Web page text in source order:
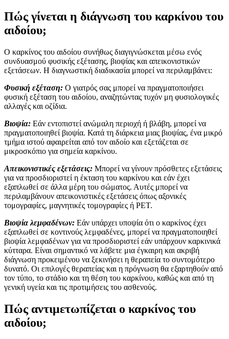
Πώς γίνεται η διάγνωση του καρκίνου του
αιδοίου;
Ο καρκίνος του αιδοίου συνήθως διαγιγνώσκεται μέσω ενός
συνδυασμού φυσικής εξέτασης, βιοψίας και απεικονιστικών
εξετάσεων. Η διαγνωστική διαδικασία μπορεί να περιλαμβάνει:
Φυσική εξέταση: Ο γιατρός σας μπορεί να πραγματοποιήσει
φυσική εξέταση του αιδοίου, αναζητώντας τυχόν μη φυσιολογικές
αλλαγές και οζίδια.
Βιοψία: Εάν εντοπιστεί ανώμαλη περιοχή ή βλάβη, μπορεί να
πραγματοποιηθεί βιοψία. Κατά τη διάρκεια μιας βιοψίας, ένα μικρό
τμήμα ιστού αφαιρείται από τον αιδοίο και εξετάζεται σε
μικροσκόπιο για σημεία καρκίνου.
Απεικονιστικές εξετάσεις: Μπορεί να γίνουν πρόσθετες εξετάσεις
για να προσδιοριστεί η έκταση του καρκίνου και εάν έχει
εξαπλωθεί σε άλλα μέρη του σώματος. Αυτές μπορεί να
περιλαμβάνουν απεικονιστικές εξετάσεις όπως αξονικές
τομογραφίες, μαγνητικές τομογραφίες ή PET.
Βιοψία λεμφαδένων: Εάν υπάρχει υποψία ότι ο καρκίνος έχει
εξαπλωθεί σε κοντινούς λεμφαδένες, μπορεί να πραγματοποιηθεί
βιοψία λεμφαδένων για να προσδιοριστεί εάν υπάρχουν καρκινικά
κύτταρα. Είναι σημαντικό να λάβετε μια έγκαιρη και ακριβή
διάγνωση προκειμένου να ξεκινήσει η θεραπεία το συντομότερο
δυνατό. Οι επιλογές θεραπείας και η πρόγνωση θα εξαρτηθούν από
τον τύπο, το στάδιο και τη θέση του καρκίνου, καθώς και από τη
γενική υγεία και τις προτιμήσεις του ασθενούς.
Πώς αντιμετωπίζεται ο καρκίνος του
αιδοίου;